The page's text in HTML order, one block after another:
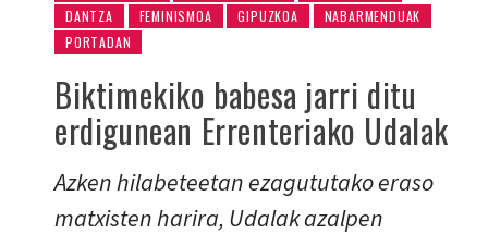
DANTZA
FEMINISMOA GIPUZKOA
NABARMENDUAK
PORTADAN
Biktimekiko babesa jarri ditu
erdigunean Errenteriako Udalak
Azken hilabeteetan ezagututako eraso
matxisten harira, Udalak azalpen